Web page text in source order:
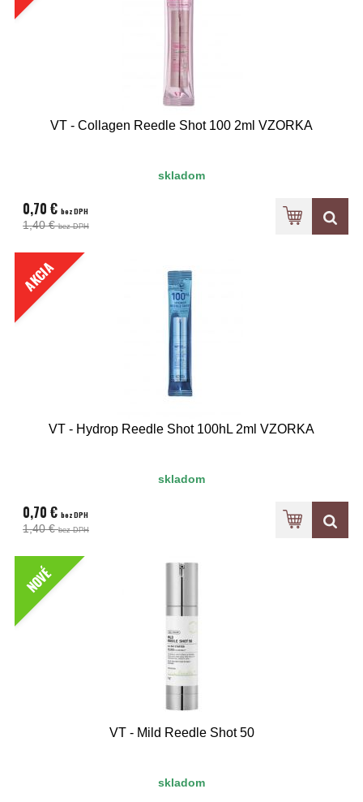
VT - Collagen Reedle Shot 100 2ml VZORKA
skladom
0,70 € bez DPH
1,40 €bez DPH
AKCIA
VT - Hydrop Reedle Shot 100hL 2ml VZORKA
skladom
0,70 € bez DPH
1,40 €bez DPH
NOVÉ
VT - Mild Reedle Shot 50
skladom